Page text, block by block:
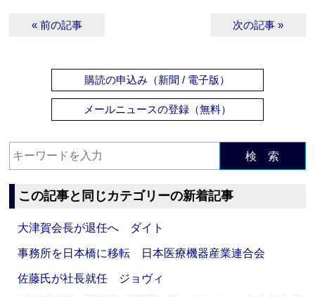
« 前の記事 次の記事 »
購読の申込み（新聞 / 電子版）
メールニュースの登録（無料）
検 索
この記事と同じカテゴリーの新着記事
大津賀会長が退任へ ダイト
事務所を日本橋に移転 日本医療機器産業連合会
佐藤氏が社長就任 ジョヴィ